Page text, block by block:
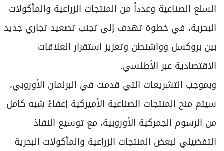
السلع الصناعية وعدداً من المنتجات الزراعية والمأكولات
البحرية، في خطوة تهدف إلى تجنب تصعيد تجاري جديد
بين بروكسل وواشنطن وتعزيز استقرار العلاقات
الاقتصادية عبر الأطلسي.
وبموجب التشريعات التي قدمت في البرلمان الأوروبي،
سيتم منح المنتجات الصناعية الأميركية إعفاءً شبه كامل
من الرسوم الجمركية الأوروبية، مع توسيع النفاذ
التفضيلي لبعض المنتجات الزراعية والمأكولات البحرية